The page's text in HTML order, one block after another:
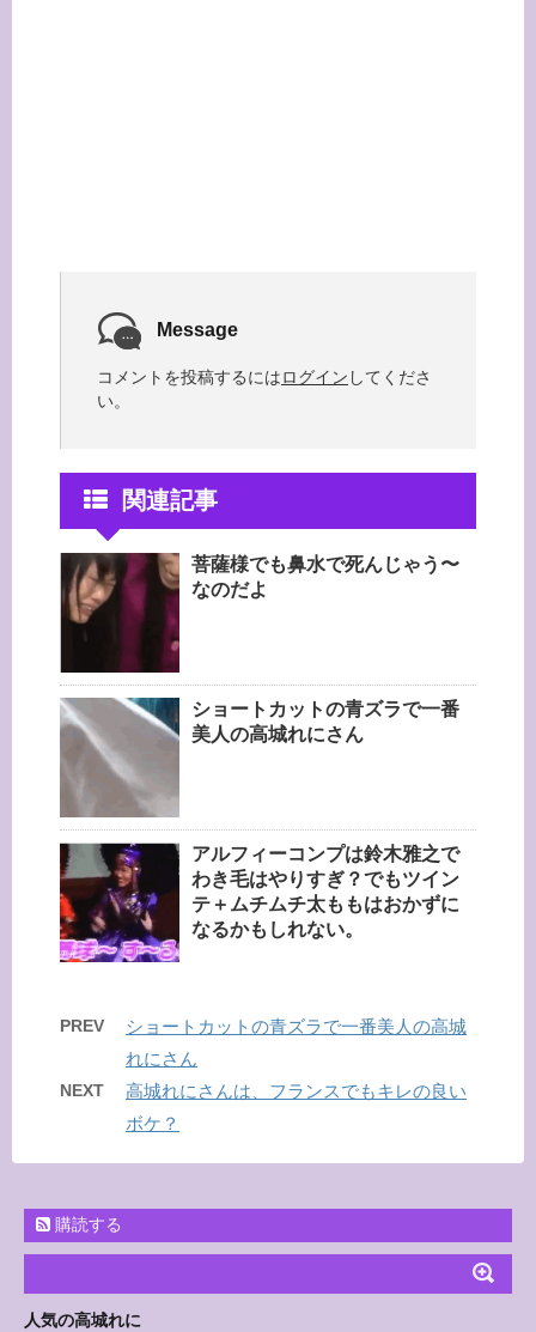
Message
コメントを投稿するにはログイン してくださ
い。
関連記事
菩薩様でも鼻水で死んじゃう〜
なのだよ
ショートカットの青ズラで一番
美人の高城れにさん
アルフィーコンプは鈴木雅之で
わき毛はやりすぎ？でもツイン
テ＋ムチムチ太ももはおかずに
なるかもしれない。
PREV
ショートカットの青ズラで一番美人の高城
れにさん
NEXT
高城れにさんは、フランスでもキレの良い
ボケ？
購読する
人気の高城れに